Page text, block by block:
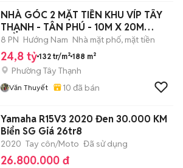
NHÀ GÓC 2 MẶT TIỀN KHU VÍP TÂY
THẠNH - TÂN PHÚ - 10M X 20M
4TẦNG -
8 PN Hướng Nam Nhà mặt phố, mặt tiền
24,8 tỷ 132 tr/m² 188 m²
Phường Tây Thạnh
Văn Thuyết 10 đã bán
Yamaha R15V3 2020 Đen 30.000 KM
Biển SG Giá 26tr8
2020 Tay côn/Moto Đã sử dụng
26.800.000 đ